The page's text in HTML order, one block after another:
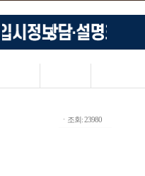
ㆍ조회: 23980